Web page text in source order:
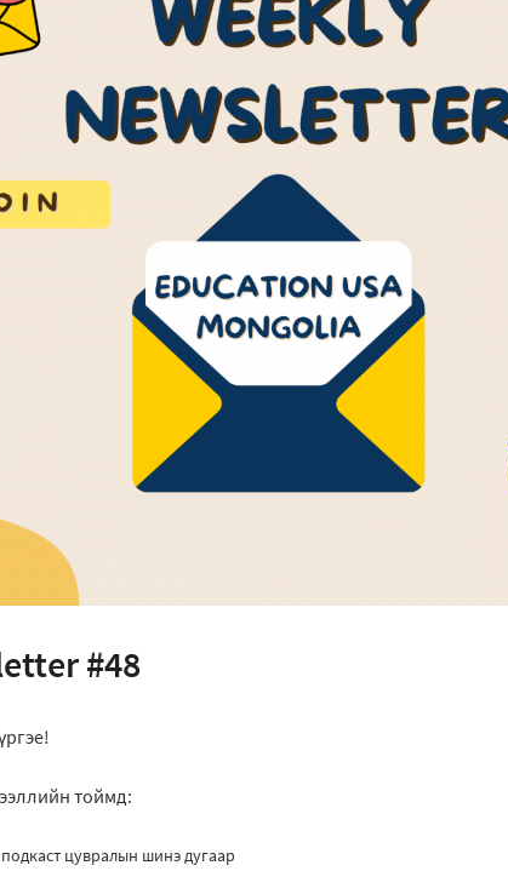
#48
тоймд:
цувралын шинэ дугаар